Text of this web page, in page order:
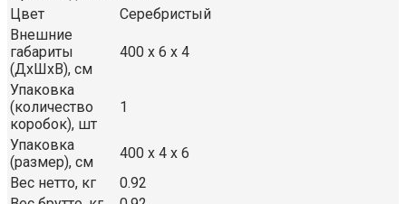
Цвет
Серебристый
Внешние
габариты
(ДхШхВ), см
400 х 6 х 4
Упаковка
(количество
коробок), шт
1
Упаковка
(размер), см
400 х 4 х 6
Вес нетто, кг
0.92